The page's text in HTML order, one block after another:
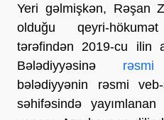
Yeri gəlmişkən, Rəşan
olduğu qeyri-
tərəfindən 2019-cu ilin
Bələdiyyəsinə
bələdiyyənin rəsmi
səhifəsində